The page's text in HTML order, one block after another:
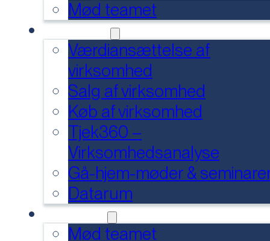
Mød teamet
Værdiansættelse af
virksomhed
Salg af virksomhed
Køb af virksomhed
Tjek360 –
Virksomhedsanalyse
Gå-hjem-møder &
Datarum
Mød teamet